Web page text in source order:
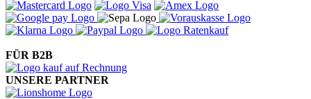
FÜR B2B
UNSERE PARTNER